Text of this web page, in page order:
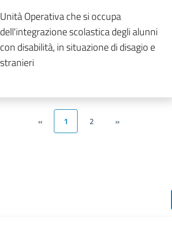
Unità Operativa che si occupa
dell'integrazione scolastica degli alunni
con disabilità, in situazione di disagio e
stranieri
« 1 2 »